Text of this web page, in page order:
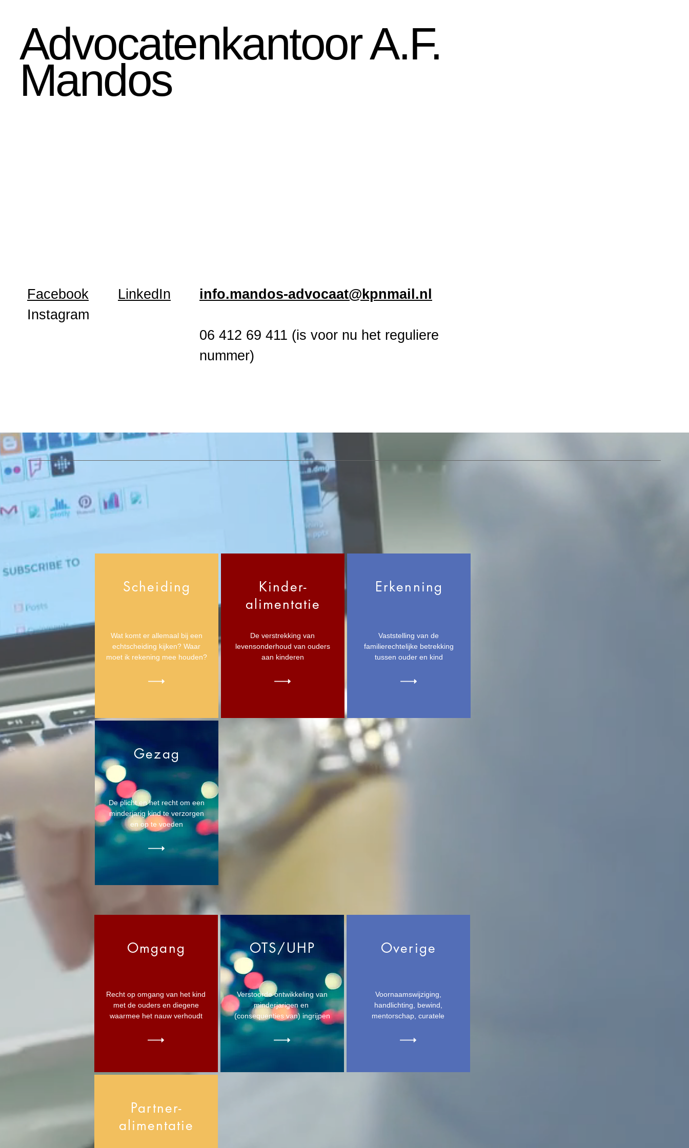
Advocatenkantoor A.F.
Mandos
Facebook
Instagram
LinkedIn info.mandos-advocaat@kpnmail.nl
06 412 69 411 (is voor nu het reguliere
nummer)
Scheiding
Wat komt er allemaal bij een
echtscheiding kijken? Waar
moet ik rekening mee houden?
Kinder-
alimentatie
De verstrekking van
levensonderhoud van ouders
aan kinderen
Erkenning
Vaststelling van de
familierechtelijke betrekking
tussen ouder en kind
Gezag
De plicht en het recht om een
minderjarig kind te verzorgen
en op te voeden
Omgang
Recht op omgang van het kind
met de ouders en diegene
waarmee het nauw verhoudt
OTS/UHP
Verstoorde ontwikkeling van
minderjarigen en
(consequenties van) ingrijpen
Overige
Voornaamswijziging,
handlichting, bewind,
mentorschap, curatele
Partner-
alimentatie